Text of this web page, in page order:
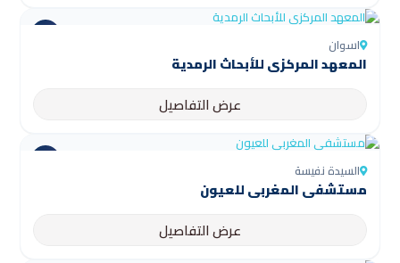
اسوان
المعهد المركزي للأبحاث الرمدية
عرض التفاصيل
السيدة نفيسة
مستشفى المغربي للعيون
عرض التفاصيل